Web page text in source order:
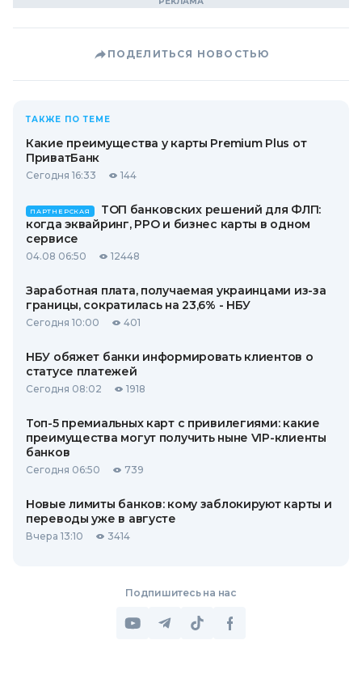
ПОДЕЛИТЬСЯ НОВОСТЬЮ
ТАКЖЕ ПО ТЕМЕ
Какие преимущества у карты Premium Plus от
ПриватБанк
Сегодня 16:33 144
ПАРТНЕРСКАЯ
ТОП банковских решений для ФЛП:
когда эквайринг, РРО и бизнес карты в одном
сервисе
04.08 06:50 12448
Заработная плата, получаемая украинцами из-за
границы, сократилась на 23,6% - НБУ
Сегодня 10:00 401
НБУ обяжет банки информировать клиентов о
статусе платежей
Сегодня 08:02 1918
Топ-5 премиальных карт с привилегиями: какие
преимущества могут получить ныне VIP-клиенты
банков
Сегодня 06:50 739
Новые лимиты банков: кому заблокируют карты и
переводы уже в августе
Вчера 13:10 3414
Подпишитесь на нас